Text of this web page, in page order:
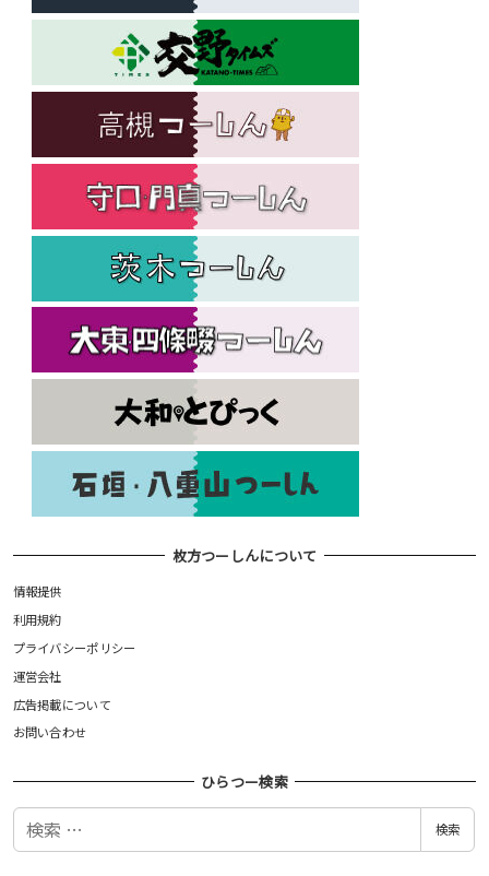
枚方つーしんについて
情報提供
利用規約
プライバシーポリシー
運営会社
広告掲載について
お問い合わせ
ひらつー検索
検
検索